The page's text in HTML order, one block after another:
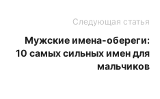
Следующая статья
Мужские имена-обереги:
10 самых сильных имен для
мальчиков